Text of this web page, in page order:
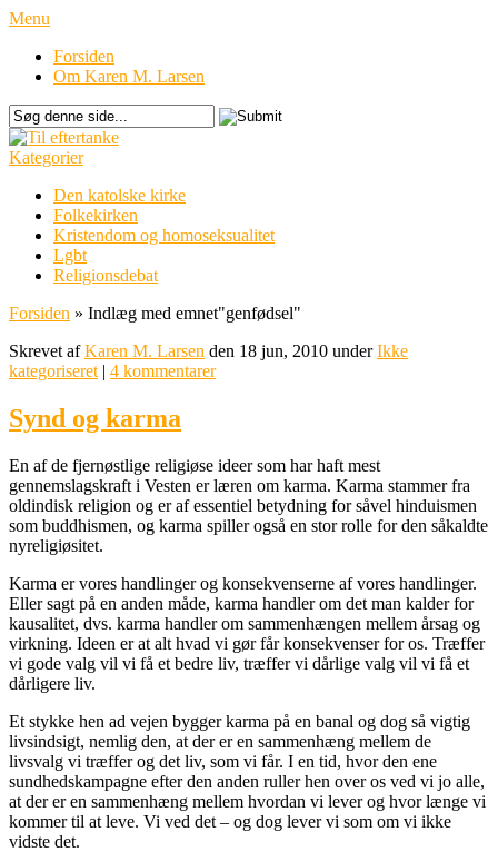
Menu
Forsiden
Om Karen M. Larsen
Kategorier
Den katolske kirke
Folkekirken
Kristendom og homoseksualitet
Lgbt
Religionsdebat
Forsiden » Indlæg med emnet"genfødsel"
Skrevet afKaren M. Larsen den 18 jun, 2010 underIkke
kategoriseret | 4 kommentarer
Synd og karma
En af de fjernøstlige religiøse ideer som har haft mest
gennemslagskraft i Vesten er læren om karma. Karma stammer fra
oldindisk religion og er af essentiel betydning for såvel hinduismen
som buddhismen, og karma spiller også en stor rolle for den såkaldte
nyreligiøsitet.
Karma er vores handlinger og konsekvenserne af vores handlinger.
Eller sagt på en anden måde, karma handler om det man kalder for
kausalitet, dvs. karma handler om sammenhængen mellem årsag og
virkning. Ideen er at alt hvad vi gør får konsekvenser for os. Træffer
vi gode valg vil vi få et bedre liv, træffer vi dårlige valg vil vi få et
dårligere liv.
Et stykke hen ad vejen bygger karma på en banal og dog så vigtig
livsindsigt, nemlig den, at der er en sammenhæng mellem de
livsvalg vi træffer og det liv, som vi får. I en tid, hvor den ene
sundhedskampagne efter den anden ruller hen over os ved vi jo alle,
at der er en sammenhæng mellem hvordan vi lever og hvor længe vi
kommer til at leve. Vi ved det – og dog lever vi som om vi ikke
vidste det.